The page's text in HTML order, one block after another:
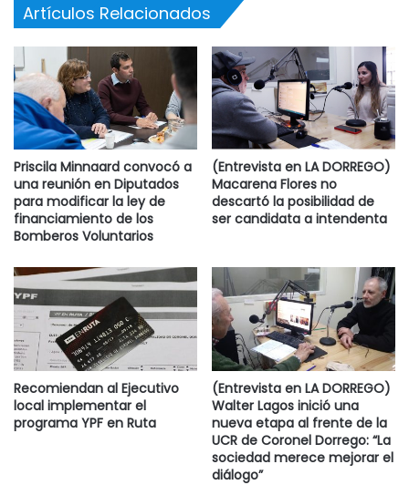
Artículos Relacionados
Priscila Minnaard convocó a
una reunión en Diputados
para modificar la ley de
financiamiento de los
Bomberos Voluntarios
(Entrevista en LA DORREGO)
Macarena Flores no
descartó la posibilidad de
ser candidata a intendenta
Recomiendan al Ejecutivo
local implementar el
programa YPF en Ruta
(Entrevista en LA DORREGO)
Walter Lagos inició una
nueva etapa al frente de la
UCR de Coronel Dorrego: “La
sociedad merece mejorar el
diálogo”